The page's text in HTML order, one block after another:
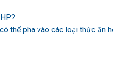
thể pha vào các loại thức ăn